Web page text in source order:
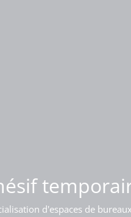
d'espaces de
sur l'acrotère d'un